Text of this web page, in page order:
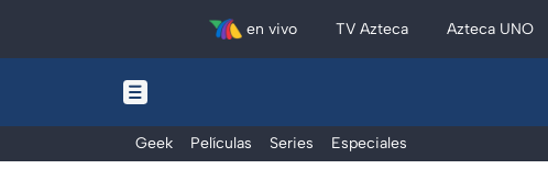
en vivo TV Azteca Azteca UNO
Geek Películas Series Especiales